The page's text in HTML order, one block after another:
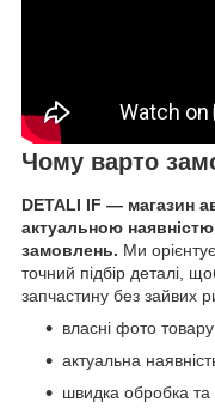
Чому варто
DETALI IF — магазин
актуальною
замовлень. Ми
точний підбір деталі,
запчастину без зайвих
власні фото товару
актуальна
швидка обробка та